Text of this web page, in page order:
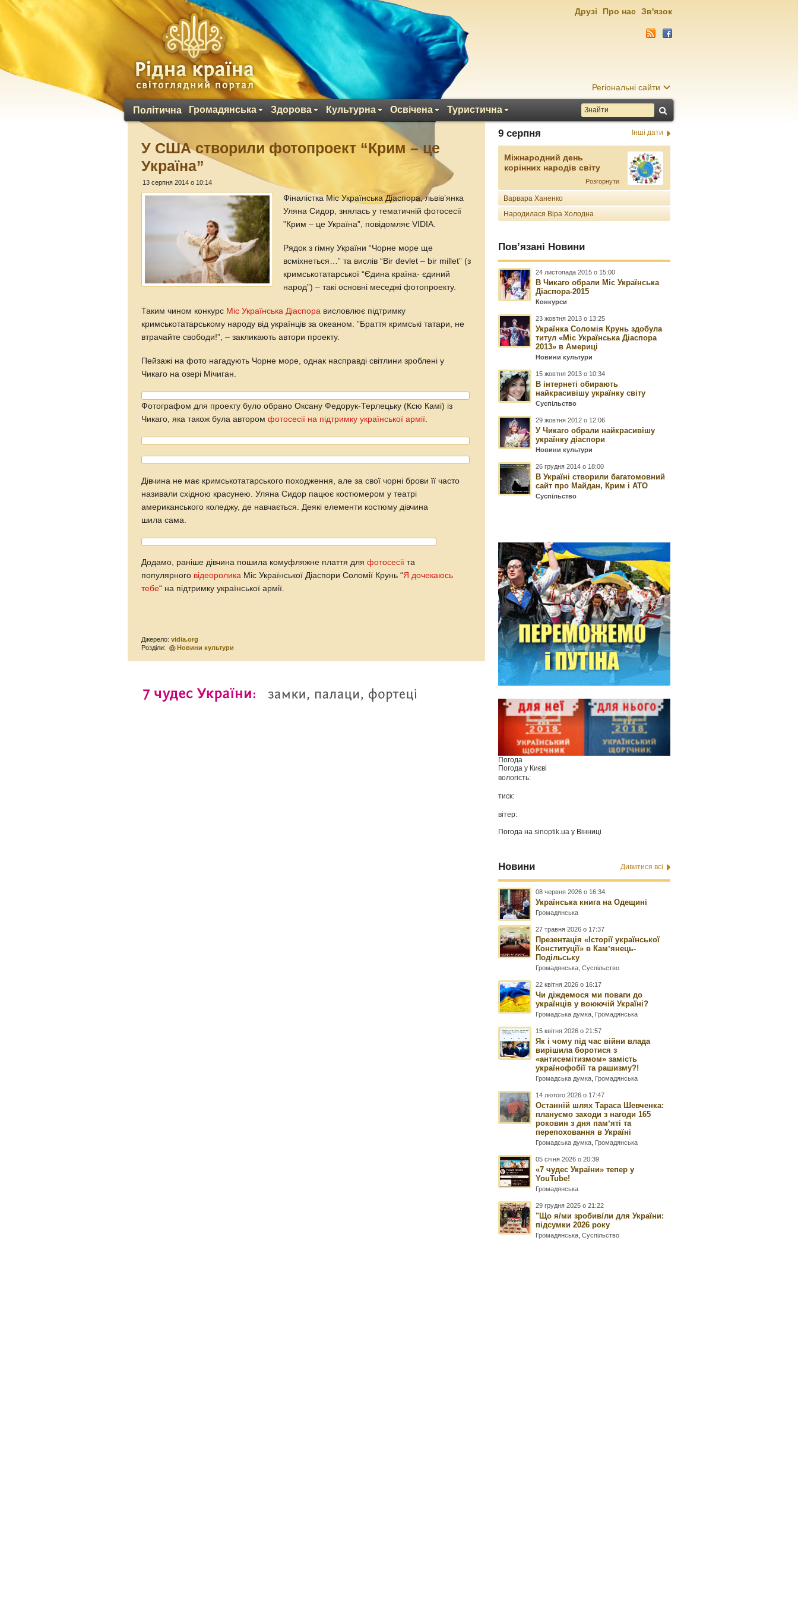
Регіональні сайти
Політична Громадянська Здорова Культурна Освічена Туристична
Друзі Про нас Зв'язок
У США створили фотопроект “Крим – це
Україна”
13 серпня 2014 о 10:14
Фіналістка Міс Українська Діаспора, львів’янка
Уляна Сидор, знялась у тематичній фотосесії
”Крим – це Україна”, повідомляє VIDIA.
Рядок з гімну України “Чорне море ще
всміхнеться…” та вислів “Bir devlet – bir millet” (з
кримськотатарської “Єдина країна- єдиний
народ”) – такі основні меседжі фотопроекту.
Таким чином конкурс Міс Українська Діаспора висловлює підтримку
кримськотатарському народу від українців за океаном. ”Браття кримські татари, не
втрачайте свободи!”, – закликають автори проекту.
Пейзажі на фото нагадують Чорне море, однак насправді світлини зроблені у
Чикаго на озері Мічиган.
Фотографом для проекту було обрано Оксану Федорук-Терлецьку (Ксю Камі) із
Чикаго, яка також була авторомфотосесії на підтримку української армії
Дівчина не має кримськотатарського походження, але за свої чорні брови її часто
називали східною красунею. Уляна Сидор пацює костюмером у театрі
американського коледжу, де навчається. Деякі елементи костюму дівчина
шила сама.
Додамо, раніше дівчина пошила комуфляжне плаття дляфотосесії та
популярного відеоролика Міс Української Діаспори Соломії Крунь “Я дочекаюсь
тебе“ на підтримку української армії.
Джерело:vidia.org
Розділи:
Новини культури
9 серпня Інші дати
Міжнародний день
корінних народів світу
Розгорнути
Варвара Ханенко
Народилася Віра Холодна
Пов’язані Новини
24 листопада 2015 о 15:00
В Чикаго обрали Міс Українська
Діаспора-2015
Конкурси
23 жовтня 2013 о 13:25
Українка Соломія Крунь здобула
титул «Міс Українська Діаспора
2013» в Америці
Новини культури
15 жовтня 2013 о 10:34
В інтернеті обирають
найкрасивішу українку світу
Суспільство
29 жовтня 2012 о 12:06
У Чикаго обрали найкрасивішу
українку діаспори
Новини культури
26 грудня 2014 о 18:00
В Україні створили багатомовний
сайт про Майдан, Крим і АТО
Суспільство
Погода
Погода у Києві
вологість:
тиск:
вітер:
Погода наsinoptik.ua у Вінниці
Новини Дивитися всі
08 червня 2026 о 16:34
Українська книга на Одещині
Громадянська
27 травня 2026 о 17:37
Презентація «Історії української
Конституції» в Камʼянець-
Подільську
Громадянська ,Суспільство
22 квітня 2026 о 16:17
Чи діждемося ми поваги до
українців у воюючій Україні?
Громадська думка Громадянська
15 квітня 2026 о 21:57
Як і чому під час війни влада
вирішила боротися з
«антисемітизмом» замість
українофобії та рашизму?!
Громадська думка Громадянська
14 лютого 2026 о 17:47
Останній шлях Тараса Шевченка:
плануємо заходи з нагоди 165
роковин з дня памʼяті та
перепоховання в Україні
Громадська думка Громадянська
05 січня 2026 о 20:39
«7 чудес України» тепер у
YouTube!
Громадянська
29 грудня 2025 о 21:22
"Що я/ми зробив/ли для України:
підсумки 2026 року
Громадянська ,Суспільство